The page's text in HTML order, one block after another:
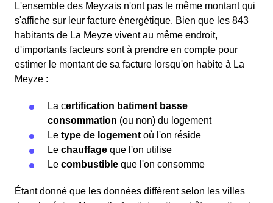
L'ensemble des Meyzais n'ont pas le même montant qui
s'affiche sur leur facture énergétique. Bien que les 843
habitants de La Meyze vivent au même endroit,
d'importants facteurs sont à prendre en compte pour
estimer le montant de sa facture lorsqu'on habite à La
Meyze :
La certification batiment basse
consommation (ou non) du logement
Le type de logement où l'on réside
Le chauffage que l'on utilise
Le combustible que l'on consomme
Étant donné que les données diffèrent selon les villes